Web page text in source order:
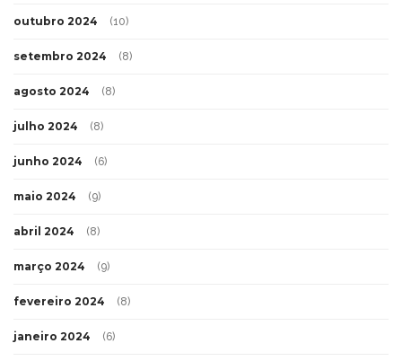
outubro 2024 (10)
setembro 2024 (8)
agosto 2024 (8)
julho 2024 (8)
junho 2024 (6)
maio 2024 (9)
abril 2024 (8)
março 2024 (9)
fevereiro 2024 (8)
janeiro 2024 (6)